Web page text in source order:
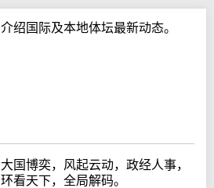
介绍国际及本地体坛最新动态。
大国博奕，风起云动，政经人事，
环看天下，全局解码。